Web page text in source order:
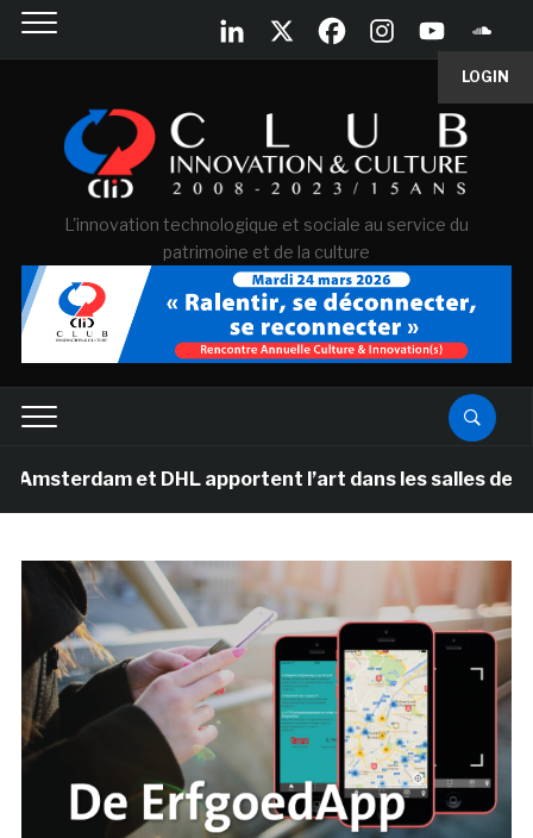
LOGIN
L'innovation technologique et sociale au service du
patrimoine et de la culture
et DHL apportent l’art dans les salles de classe